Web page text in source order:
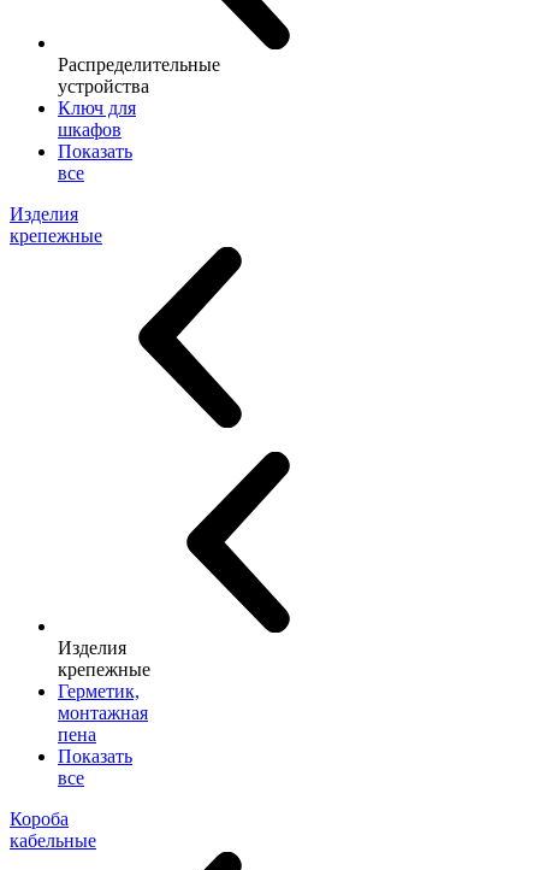
Распределительные
устройства
Ключ для
шкафов
Показать
все
Изделия
крепежные
Изделия
крепежные
Герметик,
монтажная
пена
Показать
все
Короба
кабельные